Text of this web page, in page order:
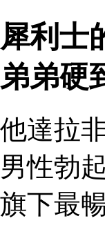
犀利士
弟弟硬
他達拉
男性勃
旗下最